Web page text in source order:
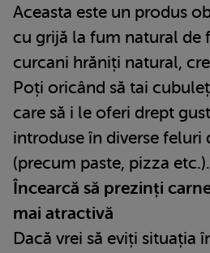
Aceasta este un produs
cu grijă la fum natural de
curcani hrăniți natural,
Poți oricând să tai
care să i le oferi drept
introduse în diverse feluri
(precum paste, pizza etc.).
Încearcă să prezinți
mai atractivă
Dacă vrei să eviți situația